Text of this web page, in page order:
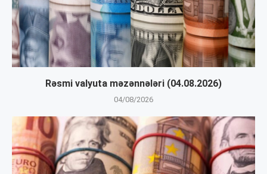
Rəsmi valyuta məzənnələri (04.08.2026)
04/08/2026